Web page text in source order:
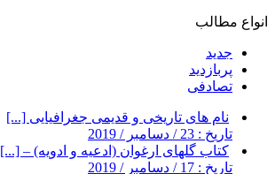
انواع مطالب
جدید
پربازدید
تصادفی
نام های تاریخی و قدیمی جغرافیایی [...]
تاریخ : 23 / دسامبر / 2019
کتاب گلهای ارغوان (ادعیه و ادویه) – [...]
تاریخ : 17 / دسامبر / 2019